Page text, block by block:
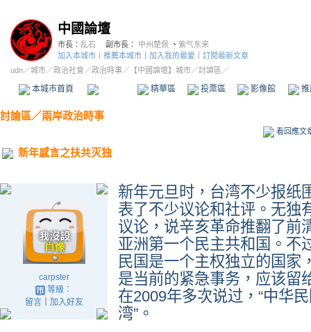
中國論壇
市長： 乱石 副市長： 中州楚佩 、 紫气东来
加入本城市
推薦本城市 加入我的最愛
訂閱最新文章
udn／城市／政治社會 ／政治時事／ 【中國論壇】城市／討論區／
本城市首頁 精華區 投票區 影像館
討論區／兩岸政治時事
看回應文
新年感言之扶共灭独
carpster
等級：
留言｜ 加入好友
新年元旦时，台湾不少报纸
表了不少议论和社评。无独
议论，说辛亥革命推翻了前
亚洲第一个民主共和国。不
民国是一个主权独立的国家
是当前的紧急事务，应该留
在2009年多次说过，“中华
湾”。